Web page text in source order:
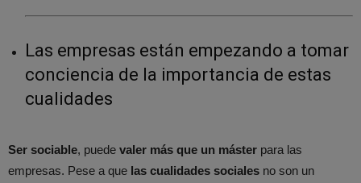
Las empresas están empezando a tomar
conciencia de la importancia de estas
cualidades
Ser sociable, puede valer más que un máster para las
empresas. Pese a que las cualidades sociales no son un